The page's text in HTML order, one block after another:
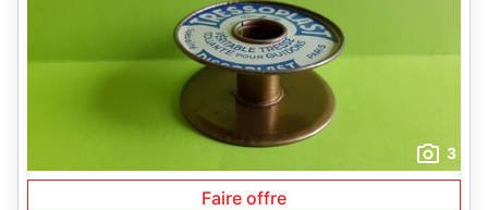
3
Faire offre